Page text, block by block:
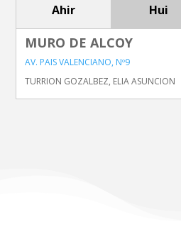
Ahir Hui
MURO DE ALCOY
AV. PAIS VALENCIANO, Nº9
TURRION GOZALBEZ, ELIA ASUNCION